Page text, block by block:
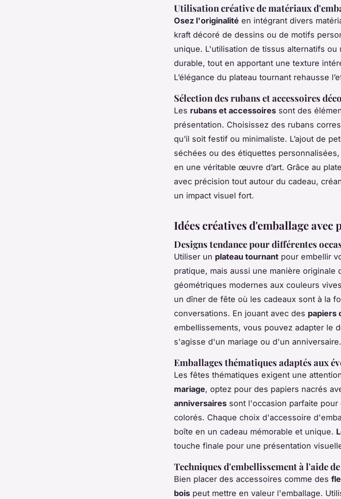
Utilisation créative de matériaux
Osez l'originalité en intégrant divers
kraft décoré de dessins ou de motifs
unique. L'utilisation de tissus alternatifs
durable, tout en apportant une texture
L’élégance du plateau tournant rehausse
Sélection des rubans et accessoires
Les rubans et accessoires sont des
présentation. Choisissez des rubans
qu’il soit festif ou minimaliste. L’ajout de
séchées ou des étiquettes
en une véritable œuvre d’art. Grâce au
avec précision tout autour du cadeau,
un impact visuel fort.
Idées créatives d'emballage
Designs tendance pour différentes
Utiliser un plateau tournant pour embellir
pratique, mais aussi une manière
géométriques modernes aux couleurs
un dîner de fête où les cadeaux sont à la
conversations. En jouant avec des papiers
embellissements, vous pouvez adapter le
s'agisse d'un mariage ou d'un anniversaire.
Emballages thématiques adaptés aux
Les fêtes thématiques exigent une
mariage, optez pour des papiers nacrés
anniversaires sont l'occasion parfaite
colorés. Chaque choix d'accessoire
boîte en un cadeau mémorable et unique.
touche finale pour une présentation
Techniques d'embellissement à l'aide
Bien placer des accessoires comme des
bois peut mettre en valeur l'emballage.